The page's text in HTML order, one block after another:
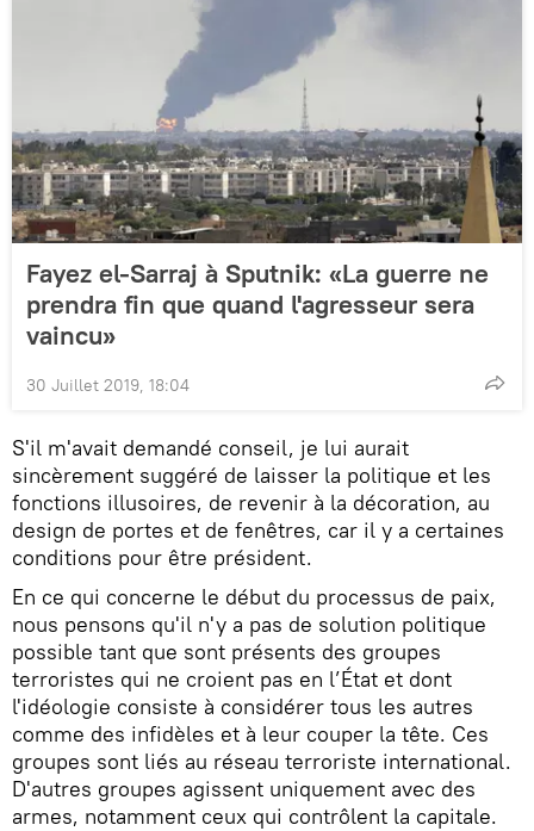
Fayez el-Sarraj à Sputnik: «La guerre ne
prendra fin que quand l'agresseur sera
vaincu»
30 Juillet 2019, 18:04
S'il m'avait demandé conseil, je lui aurait
sincèrement suggéré de laisser la politique et les
fonctions illusoires, de revenir à la décoration, au
design de portes et de fenêtres, car il y a certaines
conditions pour être président.
En ce qui concerne le début du processus de paix,
nous pensons qu'il n'y a pas de solution politique
possible tant que sont présents des groupes
terroristes qui ne croient pas en l’État et dont
l'idéologie consiste à considérer tous les autres
comme des infidèles et à leur couper la tête. Ces
groupes sont liés au réseau terroriste international.
D'autres groupes agissent uniquement avec des
armes, notamment ceux qui contrôlent la capitale.